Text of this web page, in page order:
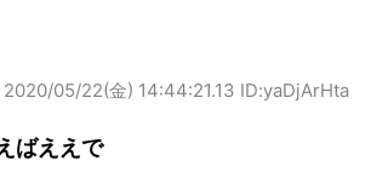
2020/05/22(金) 14:44:21.13 ID:yaDjArHta
ばええで